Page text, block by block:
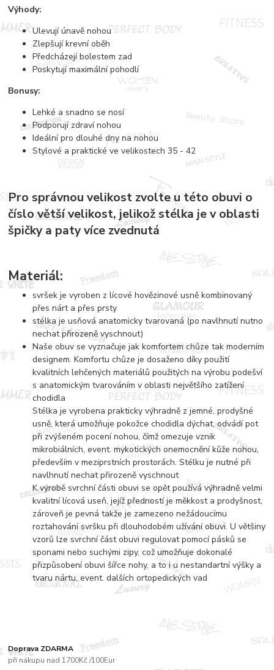
Doprava ZDARMA
při nákupu nad 1700Kč /100Eur
Výhody:
Ulevují únavě nohou
Zlepšují krevní oběh
Předcházejí bolestem zad
Poskytují maximální pohodlí
Bonusy:
Lehké a snadno se nosí
Podporují zdraví nohou
Ideální pro dlouhé dny na nohou
Stylové a praktické ve velikostech 35 - 42
Pro správnou velikost zvolte u této obuvi o
číslo větší velikost, jelikož stélka je v oblasti
špičky a paty více zvednutá
Materiál:
svršek je vyroben z lícové hovězinové usně kombinovaný
přes nárt a přes prsty
stélka je usňová anatomicky tvarovaná (po navlhnutí nutno
nechat přirozeně vyschnout)
Naše obuv se vyznačuje jak komfortem chůze tak moderním
designem. Komfortu chůze je dosaženo díky použití
kvalitních lehčených materiálů použitých na výrobu podešví
s anatomickým tvarováním v oblasti největšího zatížení
chodidla
Stélka je vyrobena prakticky výhradně z jemné, prodyšné
usně, která umožňuje pokožce chodidla dýchat, odvádí pot
při zvýšeném pocení nohou, čímž omezuje vznik
mikrobiálních, event. mykotických onemocnění kůže nohou,
především v meziprstních prostorách. Stélku je nutné při
navlhnutí nechat přirozeně vyschnout
K výrobě svrchní části obuvi se opět používá výhradně velmi
kvalitní lícová useň, jejíž předností je měkkost a prodyšnost,
zároveň je pevná takže je zamezeno nežádoucímu
roztahování svršku při dlouhodobém užívání obuvi. U většiny
vzorů lze svrchní část obuvi regulovat pomocí pásků se
sponami nebo suchými zipy, což umožňuje dokonalé
přizpůsobení obuvi šířce nohy, a to i u nestandartní výšky a
tvaru nártu, event. dalších ortopedických vad